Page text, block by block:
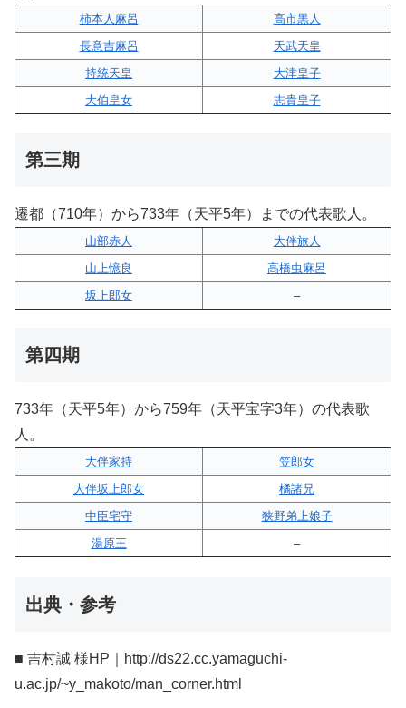
柿本人麻呂
高市黒人
長意吉麻呂
天武天皇
持統天皇
大津皇子
大伯皇女
志貴皇子
第三期
遷都（710年）から733年（天平5年）までの代表歌人。
山部赤人
大伴旅人
山上憶良
高橋虫麻呂
坂上郎女
–
第四期
733年（天平5年）から759年（天平宝字3年）の代表歌
人。
大伴家持
笠郎女
大伴坂上郎女
橘諸兄
中臣宅守
狭野弟上娘子
湯原王
–
出典・参考
■ 吉村誠 様HP｜http://ds22.cc.yamaguchi-
u.ac.jp/~y_makoto/man_corner.html